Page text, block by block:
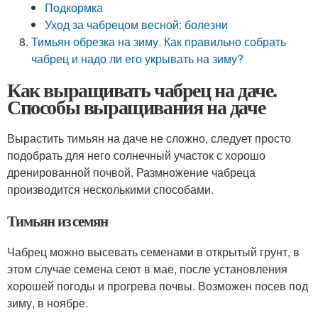
Подкормка
Уход за чабрецом весной: болезни
Тимьян обрезка на зиму. Как правильно собрать
чабрец и надо ли его укрывать на зиму?
Как выращивать чабрец на даче.
Способы выращивания на даче
Вырастить тимьян на даче не сложно, следует просто
подобрать для него солнечный участок с хорошо
дренированной почвой. Размножение чабреца
производится несколькими способами.
Тимьян из семян
Чабрец можно высевать семенами в открытый грунт, в
этом случае семена сеют в мае, после установления
хорошей погоды и прогрева почвы. Возможен посев под
зиму, в ноябре.